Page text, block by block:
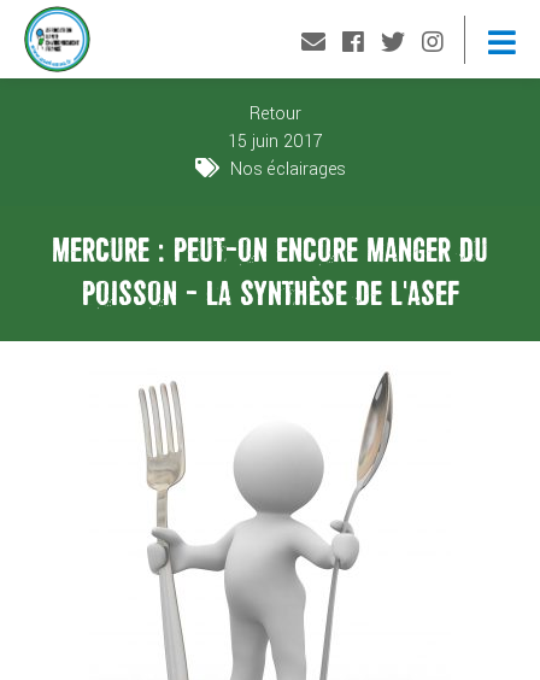
Retour
15 juin 2017
Nos éclairages
MERCURE : PEUT-ON ENCORE MANGER DU
POISSON - LA SYNTHÈSE DE L'ASEF